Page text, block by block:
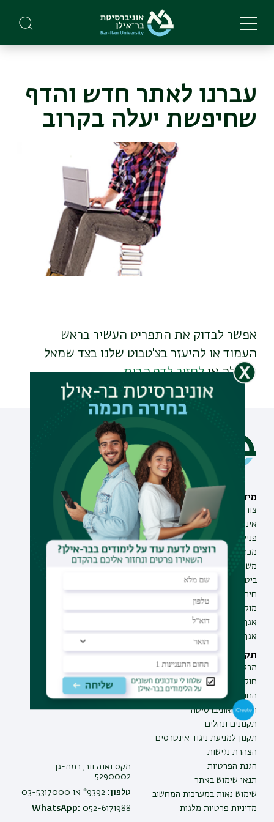
main
עברנו לאתר חדש והדף
שחיפשת יעלה בקרוב
.
אפשר לבדוק את התפריט העשיר בראש
העמוד או להיעזר בצ'טבוט שלנו בצד שמאל
למעלהאולחזור לדף הבית
מידע וסיוע
צור קשר
אינ-בר מידע אישי לסטודנט
פנייה למנהל האתר
מכרזים
משרות בבר-אילן
ביטחון ובטיחות
חירום ועזרה ראשונה
מוקד בקרה לדיווחים
אגף התקשוב
אגף התפעול
תחומי לימוד
תואר ראשון
תואר שני
תואר שלישי
מכינות
תוכניות העשרה
תקנות וביקורת
מבקר האוניברסיטה
חוק חופש המידע
החוק למניעת הטרדה מינית
תקנון האוניברסיטה
תקנונים ונהלים
תקנון למניעת ניגוד אינטרסים
הצהרת נגישות
הגנת הפרטיות
תנאי שימוש באתר
שימוש נאות במערכות המחשוב
מדיניות פרטיות מלגות
מקס ואנה ווב, רמת-גן
5290002
טלפון: 9392* או 03-5317000
WhatsApp: 052-6171988